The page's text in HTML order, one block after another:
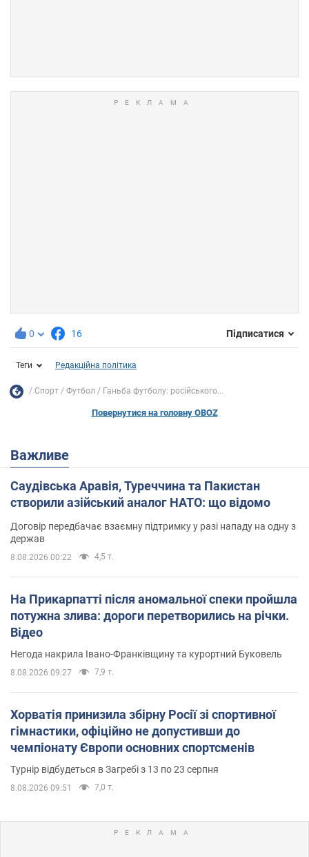
0 16 Підписатися
Теги Редакційна політика
Спорт Футбол Ганьба футболу: російського...
Повернутися на головну OBOZ
Важливе
Саудівська Аравія, Туреччина та Пакистан
створили азійський аналог НАТО: що відомо
Договір передбачає взаємну підтримку у разі нападу на одну з
держав
8.08.2026 00:22 4,5 т.
На Прикарпатті після аномальної спеки пройшла
потужна злива: дороги перетворились на річки.
Відео
Негода накрила Івано-Франківщину та курортний Буковель
8.08.2026 09:27 7,9 т.
Хорватія принизила збірну Росії зі спортивної
гімнастики, офіційно не допустивши до
чемпіонату Європи основних спортсменів
Турнір відбудеться в Загребі з 13 по 23 серпня
8.08.2026 09:51 7,0 т.